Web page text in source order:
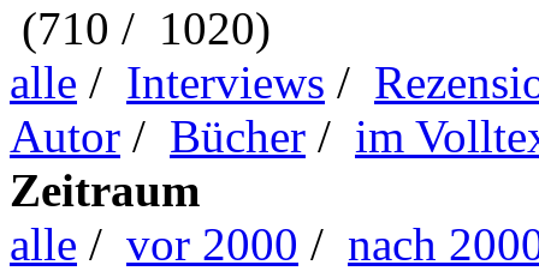
(710 / 1020)
alle / Interviews /
Autor / Bücher / im
Zeitraum
alle / vor 2000 / nach